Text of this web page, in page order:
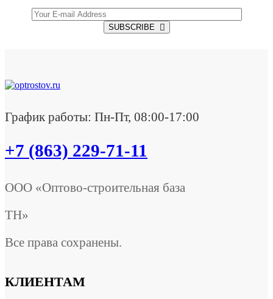
SUBSCRIBE
График работы: Пн-Пт, 08:00-17:00
+7 (863) 229-71-11
ООО «Оптово-строительная база
ТН»
Все права сохранены.
КЛИЕНТАМ